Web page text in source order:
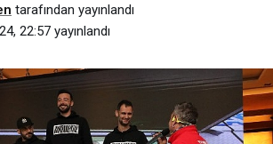
tarafından yayınlandı
22:57 yayınlandı